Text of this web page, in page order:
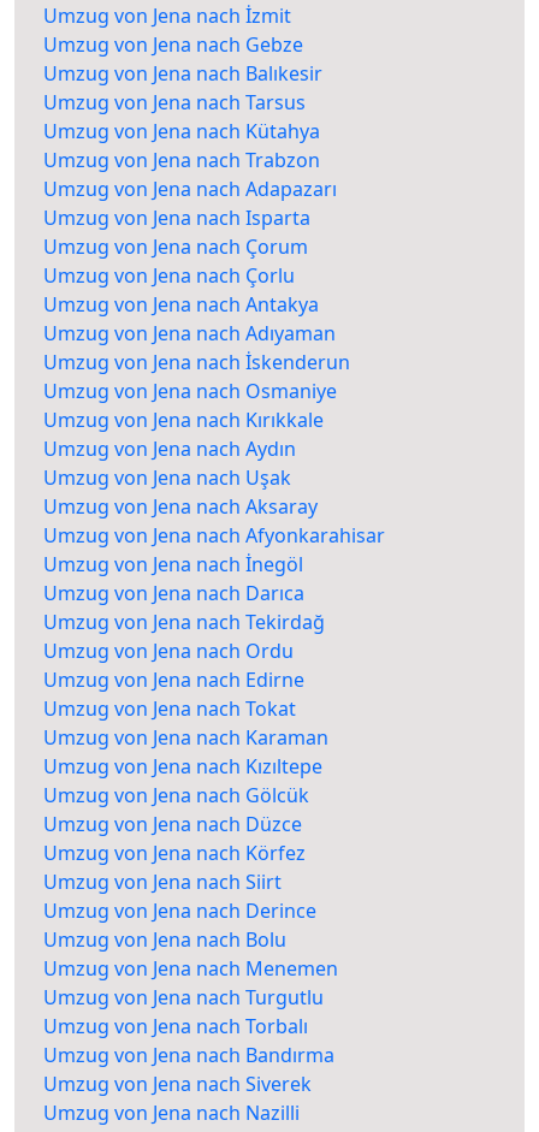
Umzug von Jena nach İzmit
Umzug von Jena nach Gebze
Umzug von Jena nach Balıkesir
Umzug von Jena nach Tarsus
Umzug von Jena nach Kütahya
Umzug von Jena nach Trabzon
Umzug von Jena nach Adapazarı
Umzug von Jena nach Isparta
Umzug von Jena nach Çorum
Umzug von Jena nach Çorlu
Umzug von Jena nach Antakya
Umzug von Jena nach Adıyaman
Umzug von Jena nach İskenderun
Umzug von Jena nach Osmaniye
Umzug von Jena nach Kırıkkale
Umzug von Jena nach Aydın
Umzug von Jena nach Uşak
Umzug von Jena nach Aksaray
Umzug von Jena nach Afyonkarahisar
Umzug von Jena nach İnegöl
Umzug von Jena nach Darıca
Umzug von Jena nach Tekirdağ
Umzug von Jena nach Ordu
Umzug von Jena nach Edirne
Umzug von Jena nach Tokat
Umzug von Jena nach Karaman
Umzug von Jena nach Kızıltepe
Umzug von Jena nach Gölcük
Umzug von Jena nach Düzce
Umzug von Jena nach Körfez
Umzug von Jena nach Siirt
Umzug von Jena nach Derince
Umzug von Jena nach Bolu
Umzug von Jena nach Menemen
Umzug von Jena nach Turgutlu
Umzug von Jena nach Torbalı
Umzug von Jena nach Bandırma
Umzug von Jena nach Siverek
Umzug von Jena nach Nazilli